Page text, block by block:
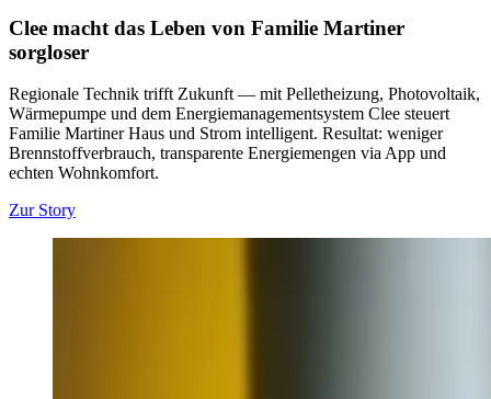
Clee macht das Leben von Familie Martiner
sorgloser
Regionale Technik trifft Zukunft — mit Pelletheizung, Photovoltaik,
Wärmepumpe und dem Energiemanagementsystem Clee steuert
Familie Martiner Haus und Strom intelligent. Resultat: weniger
Brennstoffverbrauch, transparente Energiemengen via App und
echten Wohnkomfort.
Zur Story